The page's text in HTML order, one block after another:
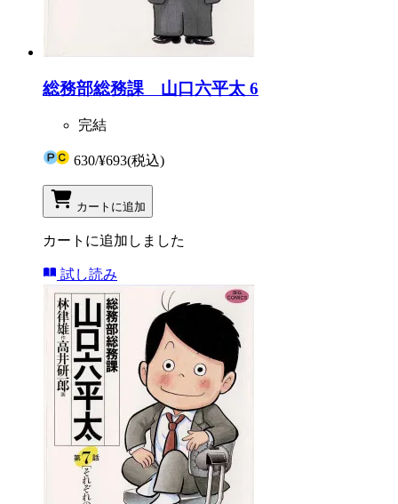
総務部総務課 山口六平太 6
完結
630/¥693(税込)
カートに追加
カートに追加しました
試し読み